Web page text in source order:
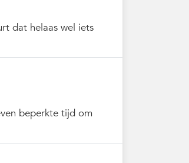
dat helaas wel iets
beperkte tijd om